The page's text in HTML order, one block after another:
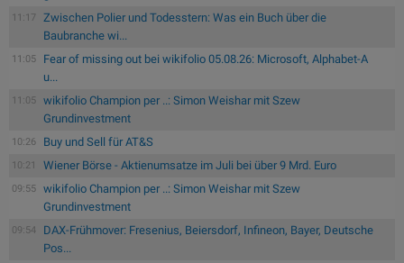
11:17
Zwischen Polier und Todesstern: Was ein Buch über die
Baubranche wi...
11:05
Fear of missing out bei wikifolio 05.08.26: Microsoft, Alphabet-A
u...
11:05
wikifolio Champion per ..: Simon Weishar mit Szew
Grundinvestment
10:26 Buy und Sell für AT&S
10:21 Wiener Börse - Aktienumsatze im Juli bei über 9 Mrd. Euro
09:55
wikifolio Champion per ..: Simon Weishar mit Szew
Grundinvestment
09:54
DAX-Frühmover: Fresenius, Beiersdorf, Infineon, Bayer, Deutsche
Pos...